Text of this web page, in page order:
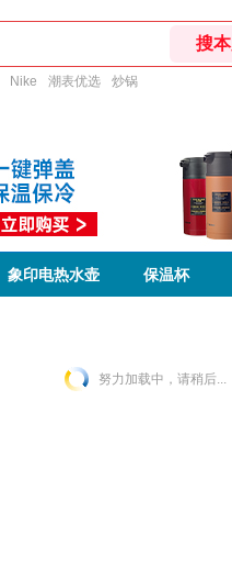
Nike 潮表优选 炒锅
象印电热水壶 保温杯
努力加载中，请稍后...